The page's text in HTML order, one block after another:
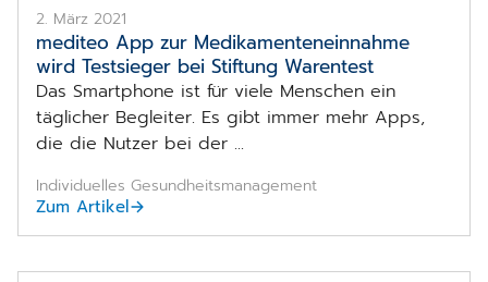
2. März 2021
mediteo App zur Medikamenten­einnahme
wird Testsieger bei Stiftung Warentest
Das Smartphone ist für viele Menschen ein
täglicher Begleiter. Es gibt immer mehr Apps,
die die Nutzer bei der ...
Individuelles Gesundheitsmanagement
Zum Artikel